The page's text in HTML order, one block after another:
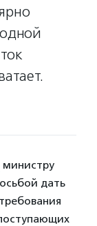
министру
дать